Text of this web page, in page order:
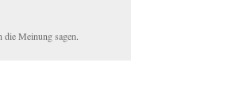
Meinung sagen.